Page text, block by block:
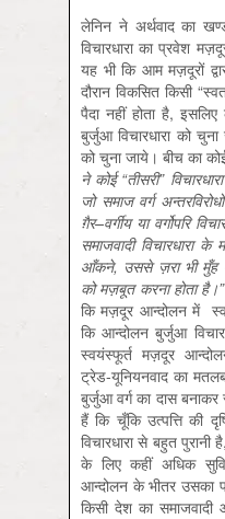
लेनिन ने अर्थवाद का
विचारधारा का प्रवेश
यह भी कि आम मज़दूरों
दौरान विकसित किसी
पैदा नहीं होता है,
बुर्जुआ विचारधारा को चुना
को चुना जाये। बीच का
ने कोई“तीसरी” विचारधारा
जो समाज वर्ग अन्तरविरोधों
ग़ैर–वर्गीय या वर्गोपरि
समाजवादी विचारधारा के
आँकने, उससे ज़रा भी मुँह
को मज़बूत करना होता है।
कि मज़दूर आन्दोलन में
कि आन्दोलन बुर्जुआ
स्वयंस्फूर्त मज़दूर
ट्रेड-यूनियनवाद का
बुर्जुआ वर्ग का दास
हैं कि चूँकि उत्पत्ति की
विचारधारा से बहुत
के लिए कहीं अधिक
आन्दोलन के भीतर उसका
किसी देश का समाजवादी